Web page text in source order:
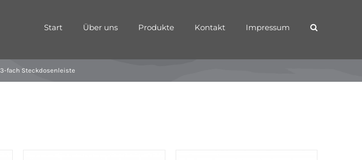
Start Über uns Produkte Kontakt Impressum
3-fach Steckdosenleiste